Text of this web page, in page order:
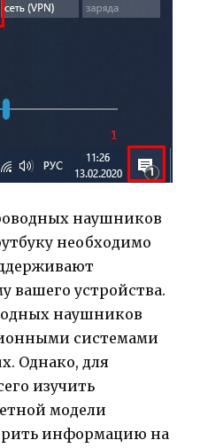
наушников
необходимо
вашего устройства.
наушников
системами
Однако, для
изучить
модели
информацию на